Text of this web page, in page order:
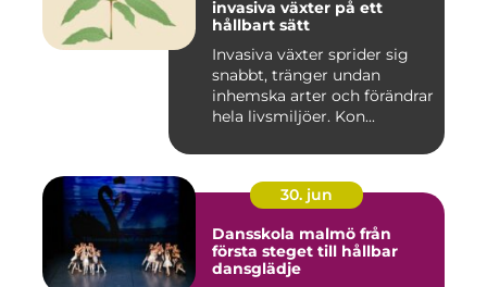
invasiva växter på ett
hållbart sätt
Invasiva växter sprider sig
snabbt, tränger undan
inhemska arter och förändrar
hela livsmiljöer. Kon...
30. jun
Dansskola malmö från
första steget till hållbar
dansglädje